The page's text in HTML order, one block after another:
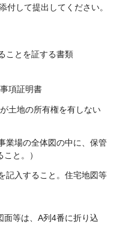
付して提出してください。
ことを証する書類
項証明書
土地の所有権を有しない
業場の全体図の中に、保管
と。）
記入すること。住宅地図等
面等は、A列4番に折り込